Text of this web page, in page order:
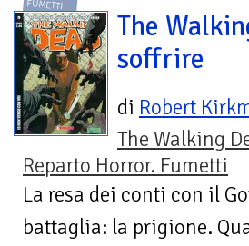
FUMETTI
The
soffrire
di Robert
The Walking
Reparto Horror. Fumetti
La resa dei conti con il
battaglia: la prigione.